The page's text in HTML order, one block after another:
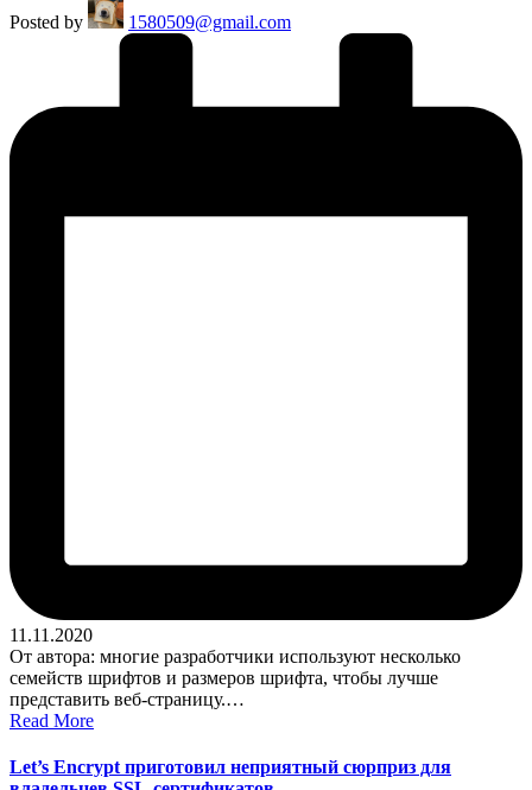
Posted by 1580509@gmail.com
11.11.2020
От автора: многие разработчики используют несколько
семейств шрифтов и размеров шрифта, чтобы лучше
представить веб-страницу.…
Read More
Let’s Encrypt приготовил неприятный сюрприз для